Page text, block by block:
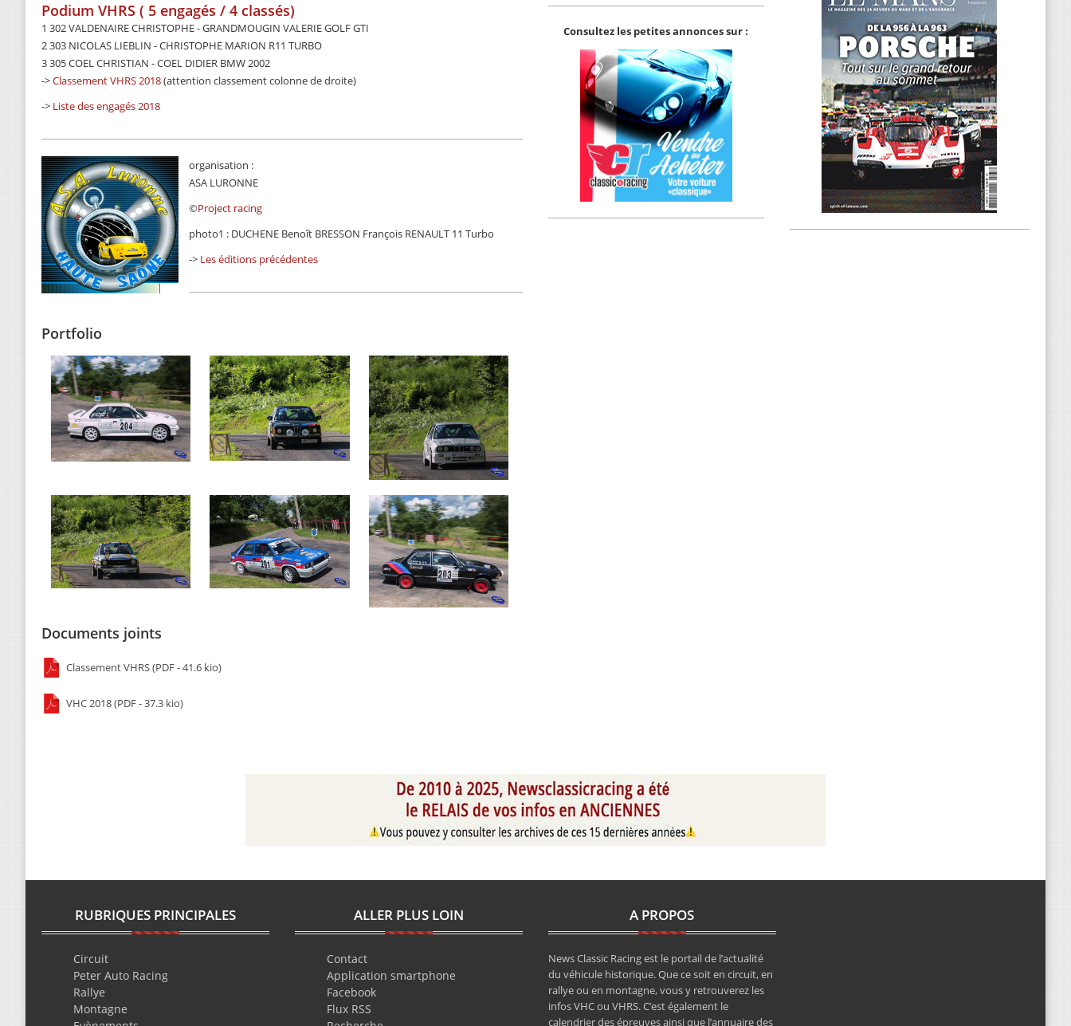
Podium VHRS ( 5 engagés / 4 classés)
1 302 VALDENAIRE CHRISTOPHE - GRANDMOUGIN VALERIE GOLF GTI
2 303 NICOLAS LIEBLIN - CHRISTOPHE MARION R11 TURBO
3 305 COEL CHRISTIAN - COEL DIDIER BMW 2002
->Classement VHRS 2018(attention classement colonne de droite)
-> Liste des engagés 2018
organisation :
ASA LURONNE
©Project racing
photo1 : DUCHENE Benoît BRESSON François RENAULT 11 Turbo
-> Les éditions précédentes
Portfolio
Documents joints
Classement VHRS (PDF - 41.6 kio)
VHC 2018 (PDF - 37.3 kio)
Consultez les petites annonces sur :
RUBRIQUES PRINCIPALES
Circuit
Peter Auto Racing
Rallye
Montagne
ALLER PLUS LOIN
Contact
Application smartphone
Facebook
Flux RSS
A PROPOS
News Classic Racing est le portail de l’actualité
du véhicule historique. Que ce soit en circuit, en
rallye ou en montagne, vous y retrouverez les
infos VHC ou VHRS. C’est également le
calendrier des épreuves ainsi que l’annuaire des